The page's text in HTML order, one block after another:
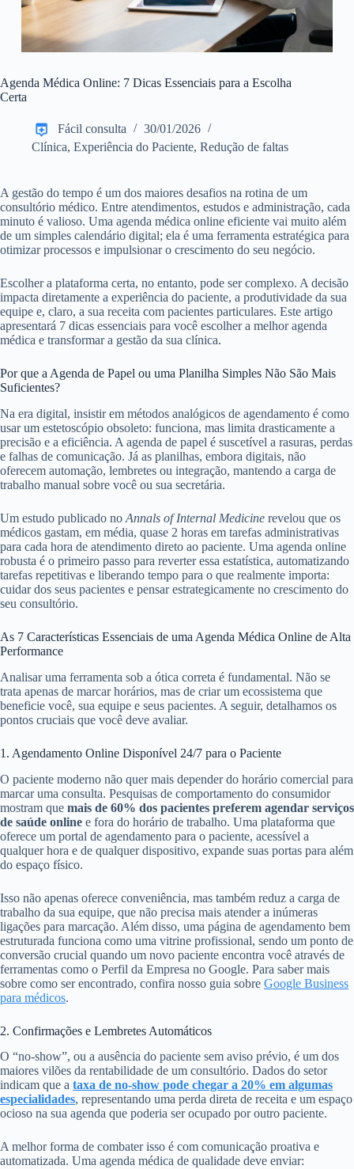
Agenda Médica Online: 7 Dicas Essenciais para a Escolha
Certa
Fácil consulta
30/01/2026
Clínica, Experiência do Paciente, Redução de faltas
A gestão do tempo é um dos maiores desafios na rotina de um
consultório médico. Entre atendimentos, estudos e administração, cada
minuto é valioso. Uma agenda médica online eficiente vai muito além
de um simples calendário digital; ela é uma ferramenta estratégica para
otimizar processos e impulsionar o crescimento do seu negócio.
Escolher a plataforma certa, no entanto, pode ser complexo. A decisão
impacta diretamente a experiência do paciente, a produtividade da sua
equipe e, claro, a sua receita com pacientes particulares. Este artigo
apresentará 7 dicas essenciais para você escolher a melhor agenda
médica e transformar a gestão da sua clínica.
Por que a Agenda de Papel ou uma Planilha Simples Não São Mais
Suficientes?
Na era digital, insistir em métodos analógicos de agendamento é como
usar um estetoscópio obsoleto: funciona, mas limita drasticamente a
precisão e a eficiência. A agenda de papel é suscetível a rasuras, perdas
e falhas de comunicação. Já as planilhas, embora digitais, não
oferecem automação, lembretes ou integração, mantendo a carga de
trabalho manual sobre você ou sua secretária.
Um estudo publicado no Annals of Internal Medicine revelou que os
médicos gastam, em média, quase 2 horas em tarefas administrativas
para cada hora de atendimento direto ao paciente. Uma agenda online
robusta é o primeiro passo para reverter essa estatística, automatizando
tarefas repetitivas e liberando tempo para o que realmente importa:
cuidar dos seus pacientes e pensar estrategicamente no crescimento do
seu consultório.
As 7 Características Essenciais de uma Agenda Médica Online de Alta
Performance
Analisar uma ferramenta sob a ótica correta é fundamental. Não se
trata apenas de marcar horários, mas de criar um ecossistema que
beneficie você, sua equipe e seus pacientes. A seguir, detalhamos os
pontos cruciais que você deve avaliar.
1. Agendamento Online Disponível 24/7 para o Paciente
O paciente moderno não quer mais depender do horário comercial para
marcar uma consulta. Pesquisas de comportamento do consumidor
mostram que mais de 60% dos pacientes preferem agendar serviços
de saúde online e fora do horário de trabalho. Uma plataforma que
oferece um portal de agendamento para o paciente, acessível a
qualquer hora e de qualquer dispositivo, expande suas portas para além
do espaço físico.
Isso não apenas oferece conveniência, mas também reduz a carga de
trabalho da sua equipe, que não precisa mais atender a inúmeras
ligações para marcação. Além disso, uma página de agendamento bem
estruturada funciona como uma vitrine profissional, sendo um ponto de
conversão crucial quando um novo paciente encontra você através de
ferramentas como o Perfil da Empresa no Google. Para saber mais
sobre como ser encontrado, confira nosso guia sobre Google Business
para médicos.
2. Confirmações e Lembretes Automáticos
O “no-show”, ou a ausência do paciente sem aviso prévio, é um dos
maiores vilões da rentabilidade de um consultório. Dados do setor
indicam que a taxa de no-show pode chegar a 20% em algumas
especialidades, representando uma perda direta de receita e um espaço
ocioso na sua agenda que poderia ser ocupado por outro paciente.
A melhor forma de combater isso é com comunicação proativa e
automatizada. Uma agenda médica de qualidade deve enviar: